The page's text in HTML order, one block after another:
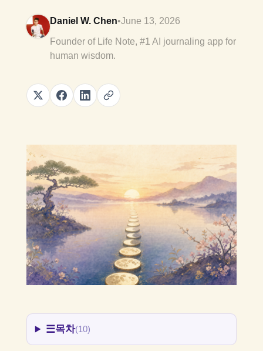
Daniel W. Chen•June 13, 2026
Founder of Life Note, #1 AI journaling app for
human wisdom.
☰목차(10)